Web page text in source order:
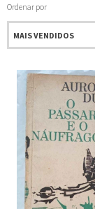
Ordenar por